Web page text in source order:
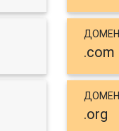
ДОМЕН
.com
ДОМЕН
.org